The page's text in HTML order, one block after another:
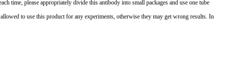
time, please appropriately divide this antibody into small packages and use one tube
to use this product for any experiments, otherwise they may get wrong results. In